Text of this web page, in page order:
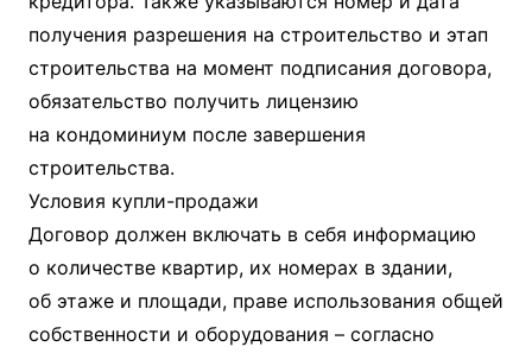
получения разрешения на строительство и этап
строительства на момент подписания договора,
обязательство получить лицензию
на кондоминиум после завершения
строительства.
Условия купли-продажи
Договор должен включать в себя информацию
о количестве квартир, их номерах в здании,
об этаже и площади, праве использования общей
собственности и оборудования – согласно